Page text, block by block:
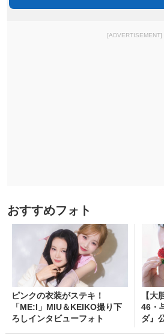
[ADVERTISEMENT]
おすすめフォト
ピンクの衣装がステキ！
「ME:I」MIU＆KEIKO撮り下
ろしインタビューフォト
【大
46・
ダ』